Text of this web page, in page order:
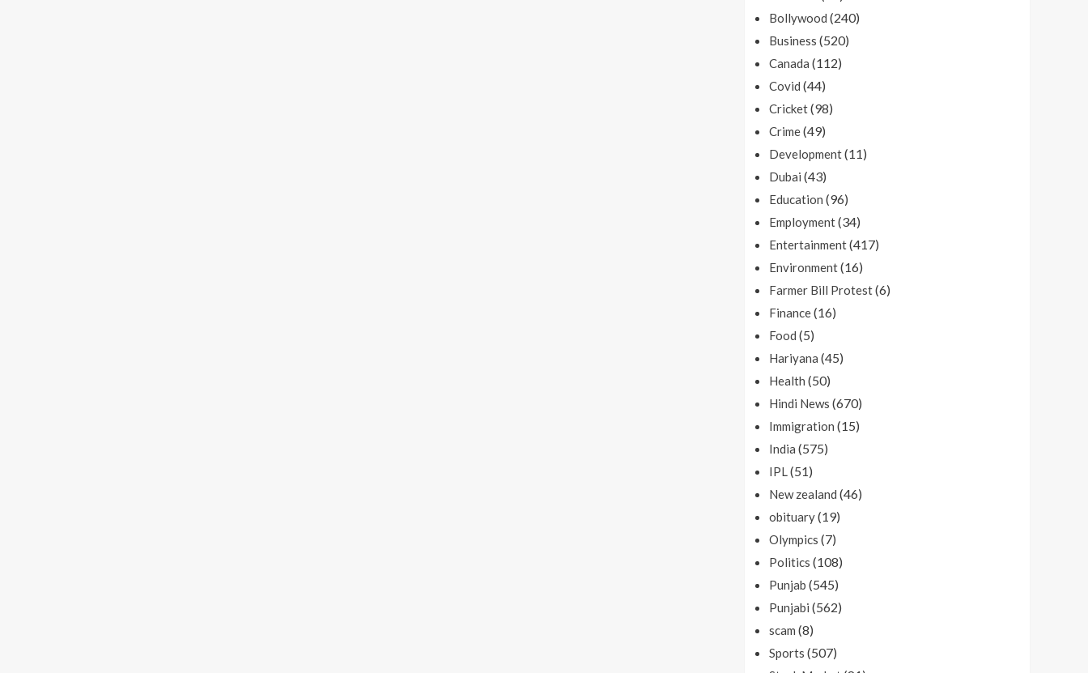
Bollywood (240)
Business (520)
Canada (112)
Covid (44)
Cricket(98)
Crime(49)
Development(11)
Dubai (43)
Education (96)
Employment(34)
Entertainment(417)
Environment(16)
Farmer Bill Protest(6)
Finance(16)
Food (5)
Hariyana (45)
Health (50)
Hindi News (670)
Immigration (15)
India (575)
IPL(51)
New zealand (46)
obituary(19)
Olympics (7)
Politics (108)
Punjab (545)
Punjabi (562)
scam (8)
Sports (507)